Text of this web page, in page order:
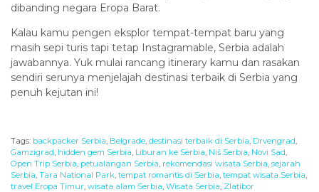
dibanding negara Eropa Barat.
Kalau kamu pengen eksplor tempat-tempat baru yang
masih sepi turis tapi tetap Instagramable, Serbia adalah
jawabannya. Yuk mulai rancang itinerary kamu dan rasakan
sendiri serunya menjelajah destinasi terbaik di Serbia yang
penuh kejutan ini!
Tags: backpacker Serbia, Belgrade, destinasi terbaik di Serbia, Drvengrad,
Gamzigrad, hidden gem Serbia, Liburan ke Serbia, Niš Serbia, Novi Sad,
Open Trip Serbia, petualangan Serbia, rekomendasi wisata Serbia, sejarah
Serbia, Tara National Park, tempat romantis di Serbia, tempat wisata Serbia,
travel Eropa Timur, wisata alam Serbia, Wisata Serbia, Zlatibor